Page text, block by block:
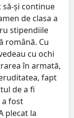
şi continue
de clasa a
stipendiile
română. Cu
cu ochi
în armată,
fapt
de a fi
a fost
plecat la